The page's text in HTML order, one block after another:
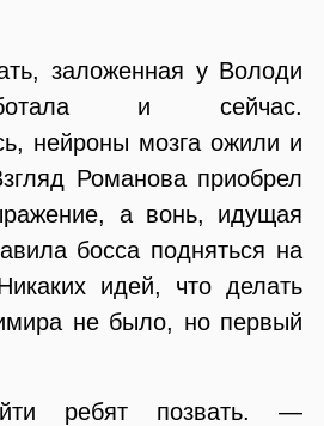
заложенная у Володи
и сейчас.
нейроны мозга ожили и
Романова приобрел
а вонь, идущая
босса подняться на
идей, что делать
не было, но первый
ребят позвать. —